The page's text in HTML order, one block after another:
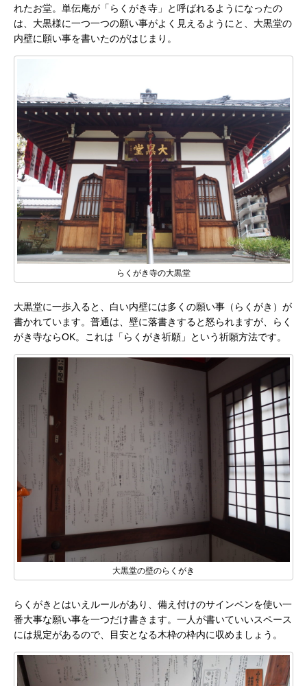
れたお堂。単伝庵が「らくがき寺」と呼ばれるようになったの
は、大黒様に一つ一つの願い事がよく見えるようにと、大黒堂の
内壁に願い事を書いたのがはじまり。
らくがき寺の大黒堂
大黒堂に一歩入ると、白い内壁には多くの願い事（らくがき）が
書かれています。普通は、壁に落書きすると怒られますが、らく
がき寺ならOK。これは「らくがき祈願」という祈願方法です。
大黒堂の壁のらくがき
らくがきとはいえルールがあり、備え付けのサインペンを使い一
番大事な願い事を一つだけ書きます。一人が書いていいスペース
には規定があるので、目安となる木枠の枠内に収めましょう。